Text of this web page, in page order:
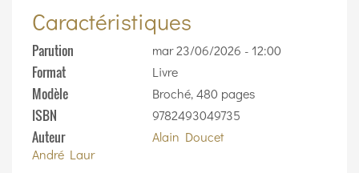
Caractéristiques
Parution mar 23/06/2026 - 12:00
Format Livre
Modèle Broché, 480 pages
ISBN 9782493049735
Auteur
Alain Doucet
André Laur